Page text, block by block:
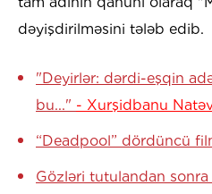
dəyişdirilməsini tələb edib.
"Deyirlər: dərdi-eşqin
bu..." - Xurşidbanu
“Deadpool” dördüncü
Gözləri tutulandan sonra